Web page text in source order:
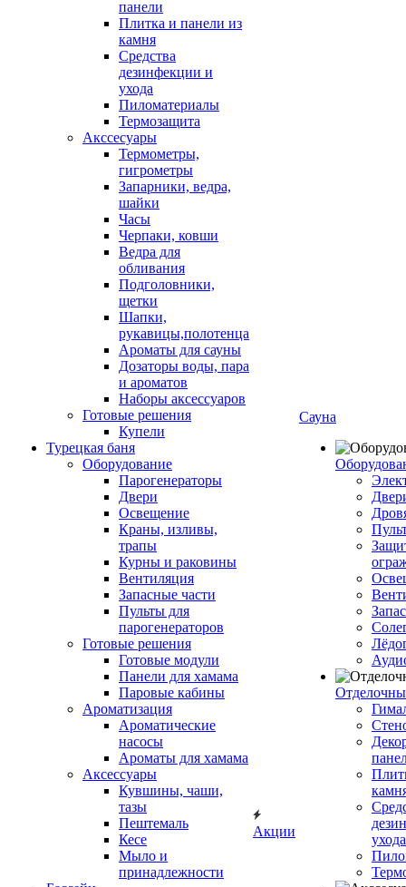
панели
Плитка и панели из
камня
Средства
дезинфекции и
ухода
Пиломатериалы
Термозащита
Аксcесуары
Термометры,
гигрометры
Запарники, ведра,
шайки
Часы
Черпаки, ковши
Ведра для
обливания
Подголовники,
щетки
Шапки,
рукавицы,полотенца
Ароматы для сауны
Дозаторы воды, пара
и ароматов
Наборы аксессуаров
Готовые решения
Купели
Турецкая баня
Оборудование
Парогенераторы
Двери
Освещение
Краны, изливы,
трапы
Курны и раковины
Вентиляция
Запасные части
Пульты для
парогенераторов
Готовые решения
Готовые модули
Панели для хамама
Паровые кабины
Ароматизация
Ароматические
насосы
Ароматы для хамама
Аксессуары
Кувшины, чаши,
тазы
Пештемаль
Кесе
Мыло и
принадлежности
Акции
Сауна
ухода